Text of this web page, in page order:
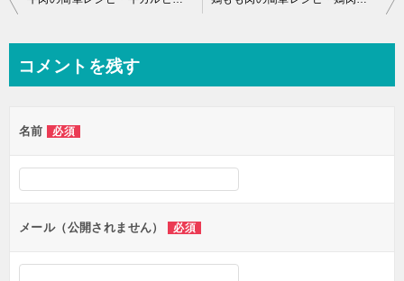
ビ
ー
シ
ン
コメントを残す
名前 必須
メール（公開されません） 必須